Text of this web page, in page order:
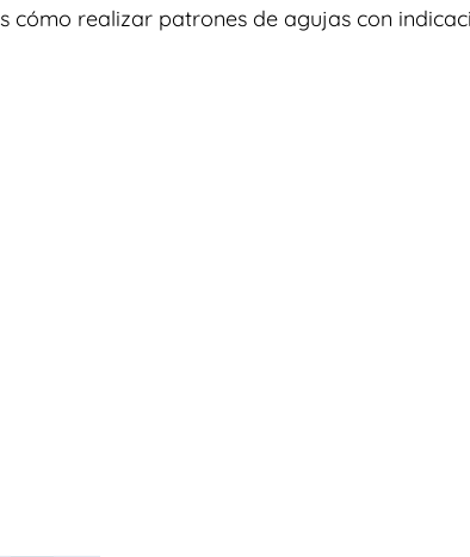
cómo realizar patrones de agujas con